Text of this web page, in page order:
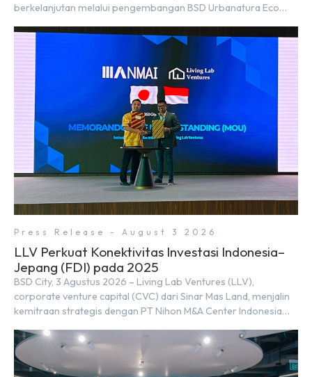
berkelanjutan melalui pengembangan BSD Urbanatura Eco
jalur sungai sepanjang 1,5 km yang dikelilingi lanskap tropis
Pathway. Transformasi ini merupakan bagian dari upaya
perusahaan untuk […]
Press Release - August 3 2026
LLV Perkuat Konektivitas Investasi Indonesia–
Jepang (FDI) pada 2025
BSD City, 3 Agustus 2026 – Living Lab Ventures (LLV),
corporate venture capital (CVC) dari Sinar Mas Land, menjalin
kemitraan strategis dengan PT Nihon M&A Center Indonesia
tersebut ditandai dengan penandatanganan Memorandum of
Understanding (MoU) oleh Bayu Seto (Partner at Living Lab
Ventures) dan Kosuke Kawata […]